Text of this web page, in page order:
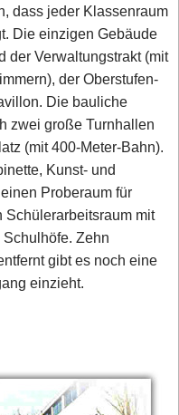
dass jeder Klassenraum
Die einzigen Gebäude
der Verwaltungstrakt (mit
der Oberstufen-
Die bauliche
zwei große Turnhallen
(mit 400-Meter-Bahn).
Kunst- und
Proberaum für
mit
Zehn
gibt es noch eine
einzieht.